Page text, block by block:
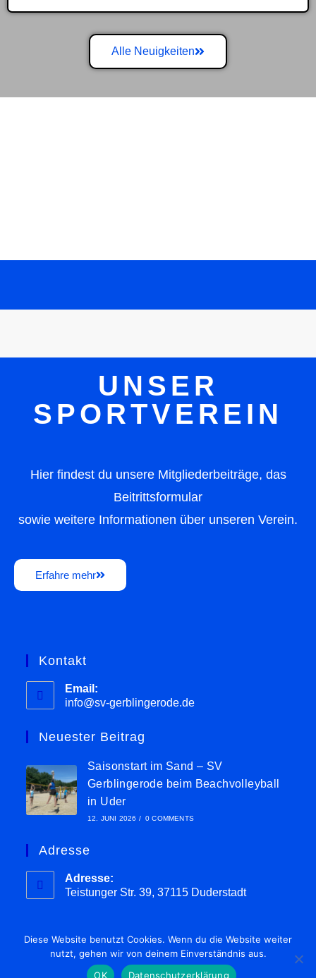
Alle Neuigkeiten
UNSER
SPORTVEREIN
Hier findest du unsere Mitgliederbeiträge, das
Beitrittsformular
sowie weitere Informationen über unseren Verein.
Erfahre mehr
Kontakt
Email:
info@sv-gerblingerode.de
Neuester Beitrag
Saisonstart im Sand – SV
Gerblingerode beim Beachvolleyball
in Uder
12. JUNI 2026 / 0 COMMENTS
Adresse
Adresse:
Teistunger Str. 39, 37115 Duderstadt
Impressum Datenschutz
Diese Website benutzt Cookies. Wenn du die Website weiter
nutzt, gehen wir von deinem Einverständnis aus.
OK
Datenschutzerklärung